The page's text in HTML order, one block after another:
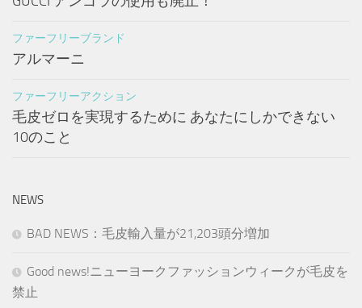
ファーフリーブランド
アルマーニ
ファーフリーアクション
毛皮ゼロを実現するために あなたにしかできない
10のこと
NEWS
BAD NEWS：毛皮輸入量が21,203頭分増加
Good news!ニューヨークファッションウィークが毛皮を
禁止